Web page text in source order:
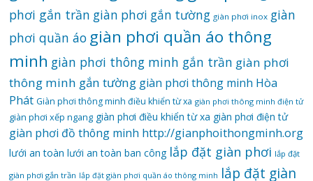
phơi gắn trần giàn phơi gắn tường giàn phơi inox giàn
phơi quần áo giàn phơi quần áo thông
minh giàn phơi thông minh gắn trần giàn phơi
thông minh gắn tường giàn phơi thông minh Hòa
Phát Giàn phơi thông minh điều khiển từ xa giàn phơi thông minh điện tử
giàn phơi xếp ngang giàn phơi điều khiển từ xa giàn phơi điện tử
giàn phơi đồ thông minh http://gianphoithongminh.org
lưới an toàn lưới an toàn ban công lắp đặt giàn phơi lắp đặt
giàn phơi gắn trần lắp đặt giàn phơi quần áo thông minh lắp đặt giàn